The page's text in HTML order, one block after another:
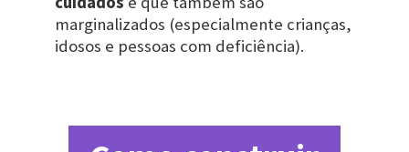
marginalizados (especialmente crianças,
idosos e pessoas com deficiência).